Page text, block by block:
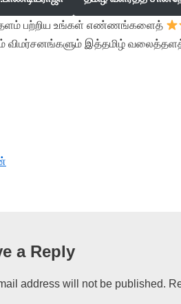
பற்றிய உங்கள் எண்ணங்களைத்
விமர்சனங்களும் இத்தமிழ்
a Reply
address will not be published.